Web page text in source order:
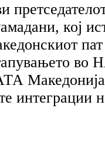
кој
во
интеграции